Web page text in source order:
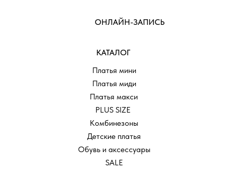
ОНЛАЙН-ЗАПИСЬ
КАТАЛОГ
Платья мини
Платья миди
Платья макси
PLUS SIZE
Детские платья
Обувь и аксессуары
Комбинезоны
SALE